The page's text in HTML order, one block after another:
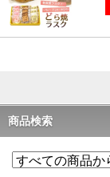
商品検索